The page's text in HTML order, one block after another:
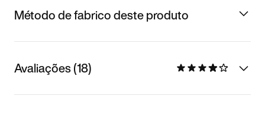
Método de fabrico deste produto
Avaliações (18)